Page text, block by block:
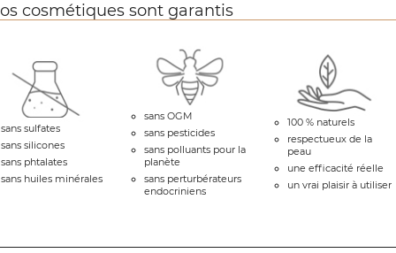
cosmétiques sont garantis
sans sulfates
sans silicones
sans phtalates
sans huiles minérales
sans OGM
sans pesticides
sans polluants pour la
planète
sans perturbérateurs
endocriniens
100 % naturels
respectueux de la
peau
une efficacité réelle
un vrai plaisir à utiliser